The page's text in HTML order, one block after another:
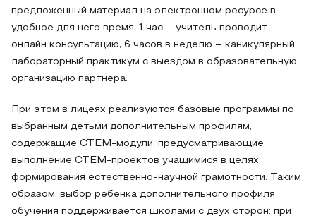
предложенный материал на электронном ресурсе в
удобное для него время, 1 час – учитель проводит
онлайн консультацию, 6 часов в неделю – каникулярный
лабораторный практикум с выездом в образовательную
организацию партнера.
При этом в лицеях реализуются базовые программы по
выбранным детьми дополнительным профилям,
содержащие СТЕМ-модули, предусматривающие
выполнение СТЕМ-проектов учащимися в целях
формирования естественно-научной грамотности. Таким
образом, выбор ребенка дополнительного профиля
обучения поддерживается школами с двух сторон: при